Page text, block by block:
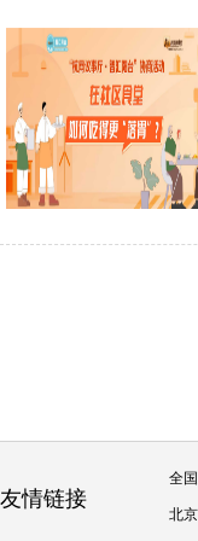
友情链接
全
北